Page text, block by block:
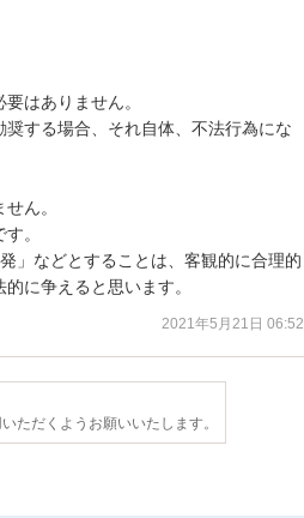
はありません。
する場合、それ自体、不法行為にな
ん。
。
」などとすることは、客観的に合理的
に争えると思います。
2021年5月21日 06:52
ただくようお願いいたします。